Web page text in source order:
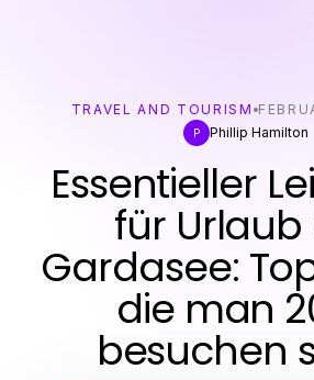
TRAVEL AND TOURISM
P Phillip Hamilton
Essentieller
für
Gardasee:
die man
besuchen